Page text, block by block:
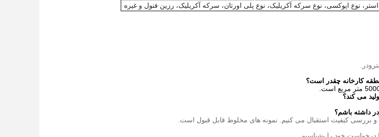
نوع اپوکسی، نوع سرکه آکریلیک، نوع پلی اورتان، سرکه آکریلیک، رزین فنول و غیره